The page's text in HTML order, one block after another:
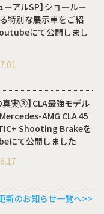
ーアルSP】ショールー
特別な展示車をご紹
にて公開しまし
真実③】CLA最強モデル
AMG CLA 45
Shooting Brakeを
にて公開しました
新のお知らせ一覧へ>>